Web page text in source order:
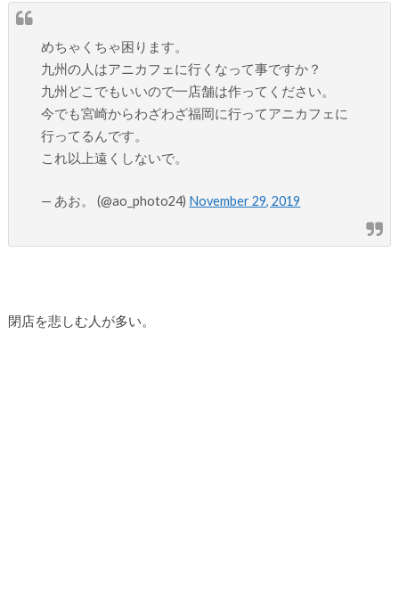
めちゃくちゃ困ります。
九州の人はアニカフェに行くなって事ですか？
九州どこでもいいので一店舗は作ってください。
今でも宮崎からわざわざ福岡に行ってアニカフェに
行ってるんです。
これ以上遠くしないで。
— あお。 (@ao_photo24) November 29, 2019
閉店を悲しむ人が多い。